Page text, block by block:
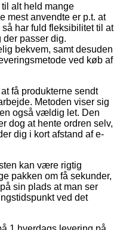
alt held mange
mest anvendte er p.t. at
har fuld fleksibilitet til at
der passer dig.
bekvem, samt desuden
ved køb af
få produkterne sendt
Metoden viser sig
også vældig let. Den
dog at hente ordren selv,
dig i kort afstand af e-
kan være rigtig
pakken om få sekunder,
sin plads at man ser
ved det